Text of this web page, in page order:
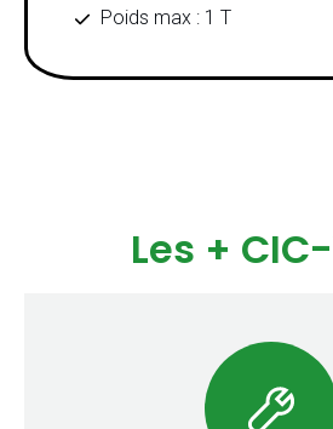
Poids max : 1 T
Les +